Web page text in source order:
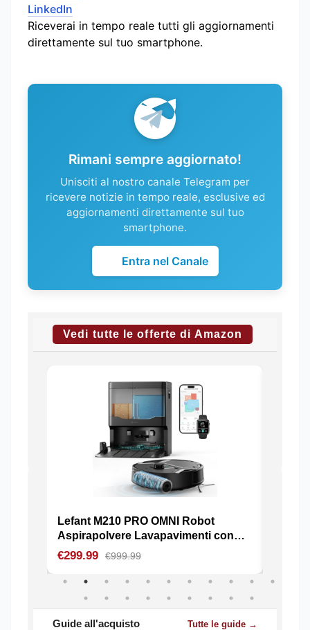
LinkedIn
Riceverai in tempo reale tutti gli aggiornamenti
direttamente sul tuo smartphone.
Rimani sempre aggiornato!
Unisciti al nostro canale Telegram per
ricevere notizie in tempo reale, esclusive ed
aggiornamenti direttamente sul tuo
smartphone.
Entra nel Canale